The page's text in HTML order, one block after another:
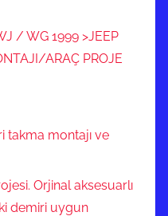
/ WG 1999 >JEEP
ARAÇ PROJE
takma montajı ve
Orjinal aksesuarlı
demiri uygun